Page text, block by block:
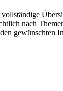
nach
gewünschten